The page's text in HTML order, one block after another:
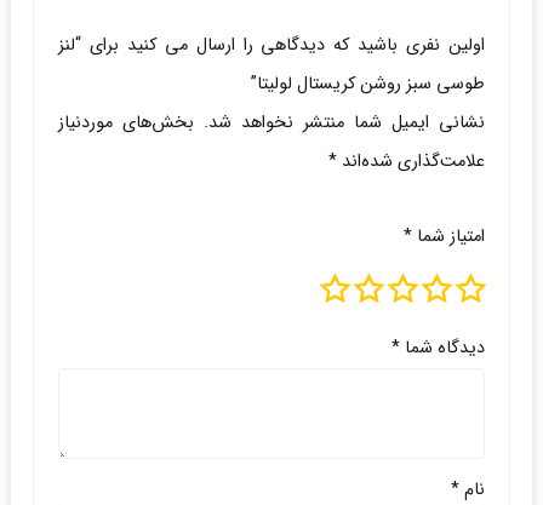
اولین نفری باشید که دیدگاهی را ارسال می کنید برای “لنز
طوسی سبز روشن کریستال لولیتا”
نشانی ایمیل شما منتشر نخواهد شد. بخش‌های موردنیاز
علامت‌گذاری شده‌اند *
امتیاز شما *
دیدگاه شما *
نام*